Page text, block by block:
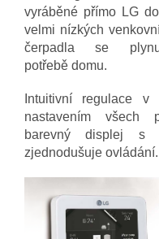
vyráběné přímo LG
velmi nízkých
čerpadla se
potřebě domu.
Intuitivní regulace v
nastavením všech
barevný displej s
zjednodušuje ovládání.